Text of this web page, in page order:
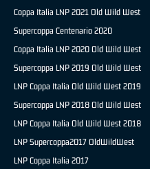
Coppa Italia LNP 2021 Old Wild West
Supercoppa Centenario 2020
Coppa Italia LNP 2020 Old Wild West
Supercoppa LNP 2019 Old Wild West
LNP Coppa Italia Old Wild West 2019
Supercoppa LNP 2018 Old Wild West
LNP Coppa Italia Old Wild West 2018
LNP Supercoppa2017 OldWildWest
LNP Coppa Italia 2017